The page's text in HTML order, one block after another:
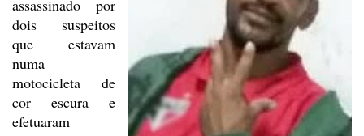
assassinado por
dois suspeitos
que estavam
numa
motocicleta de
cor escura e
efetuaram